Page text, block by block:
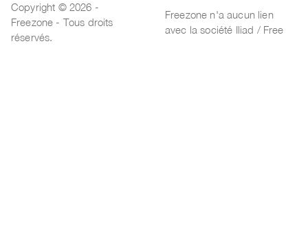
Copyright © 2026 -
Freezone - Tous droits
réservés.
Freezone n'a aucun lien
avec la société Iliad / Free